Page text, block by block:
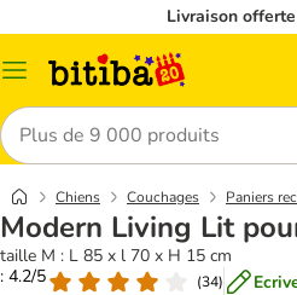
Livraison
Menu
Rechercher
Chiens Couchages Paniers
Modern Living Lit
taille M : L 85 x l 70 x H 15 cm
: 4.2/5
(34)